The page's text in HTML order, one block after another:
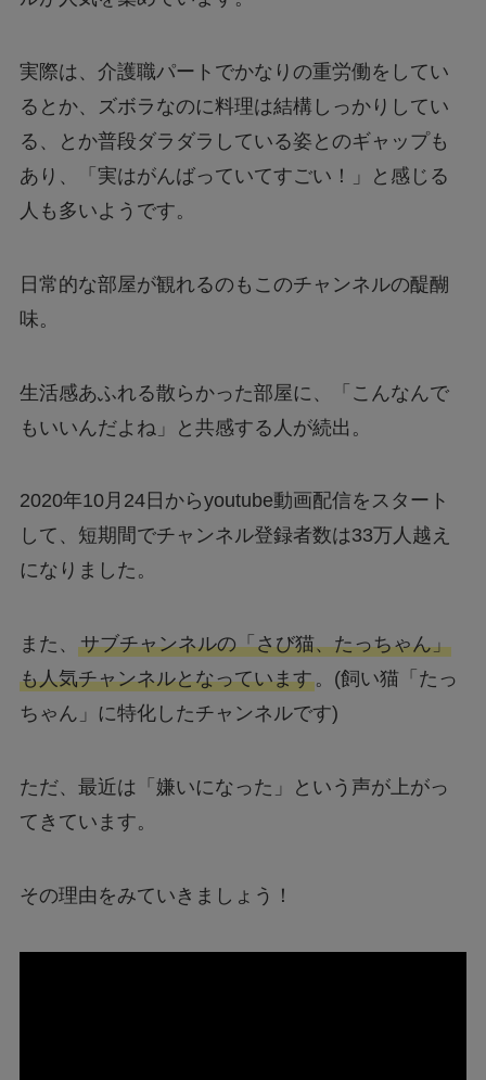
実際は、介護職パートでかなりの重労働をしてい
るとか、ズボラなのに料理は結構しっかりしてい
る、とか普段ダラダラしている姿とのギャップも
あり、「実はがんばっていてすごい！」と感じる
人も多いようです。
日常的な部屋が観れるのもこのチャンネルの醍醐
味。
生活感あふれる散らかった部屋に、「こんなんで
もいいんだよね」と共感する人が続出。
2020年10月24日からyoutube動画配信をスタート
して、短期間でチャンネル登録者数は33万人越え
になりました。
また、 サブチャンネルの「さび猫、たっちゃん」
も人気チャンネルとなっています。(飼い猫「たっ
ちゃん」に特化したチャンネルです)
ただ、最近は「嫌いになった」という声が上がっ
てきています。
その理由をみていきましょう！